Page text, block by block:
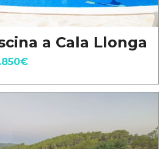
a Cala Llonga